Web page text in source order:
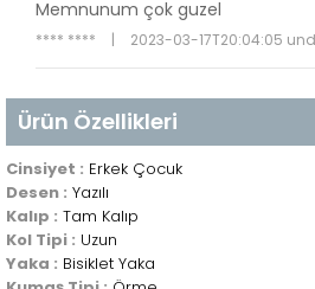
Memnunum çok guzel
**** **** | 2023-03-17T20:04:05
Ürün Özellikleri
Cinsiyet : Erkek Çocuk
Desen : Yazılı
Kalıp : Tam Kalıp
Kol Tipi : Uzun
Yaka : Bisiklet Yaka